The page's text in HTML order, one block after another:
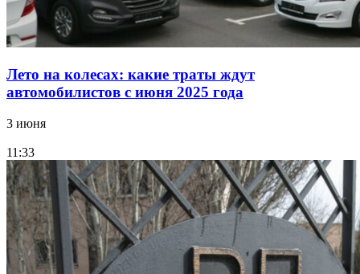
Лето на колесах: какие траты ждут
автомобилистов с июня 2025 года
3 июня
11:33